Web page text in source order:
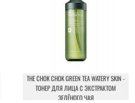
THE CHOK CHOK GREEN TEA WATERY SKIN -
ТОНЕР ДЛЯ ЛИЦА С ЭКСТРАКТОМ
ЗЕЛЁНОГО ЧАЯ